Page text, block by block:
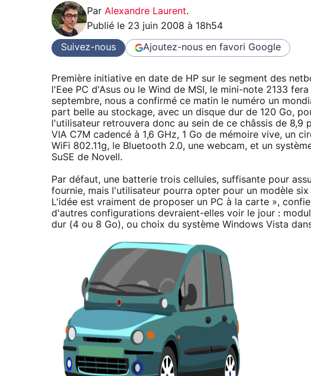
Par Alexandre Laurent.
Publié le 23 juin 2008 à 18h54
Suivez-nous Ajoutez-nous en favori Google
Première initiative en date de HP sur le segment des
l'Eee PC d'Asus ou le Wind de MSI, le mini-note 2133
septembre, nous a confirmé ce matin le numéro un
part belle au stockage, avec un disque dur de 120 Go,
l'utilisateur retrouvera donc au sein de ce châssis de
VIA C7M cadencé à 1,6 GHz, 1 Go de mémoire vive, un
WiFi 802.11g, le Bluetooth 2.0, une webcam, et un
SuSE de Novell.
Par défaut, une batterie trois cellules, suffisante pour
fournie, mais l'utilisateur pourra opter pour un modèle
L'idée est vraiment de proposer un PC à la carte »,
d'autres configurations devraient-elles voir le jour :
dur (4 ou 8 Go), ou choix du système Windows Vista